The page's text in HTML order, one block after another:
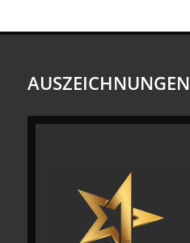
AUSZEICHNUNGEN